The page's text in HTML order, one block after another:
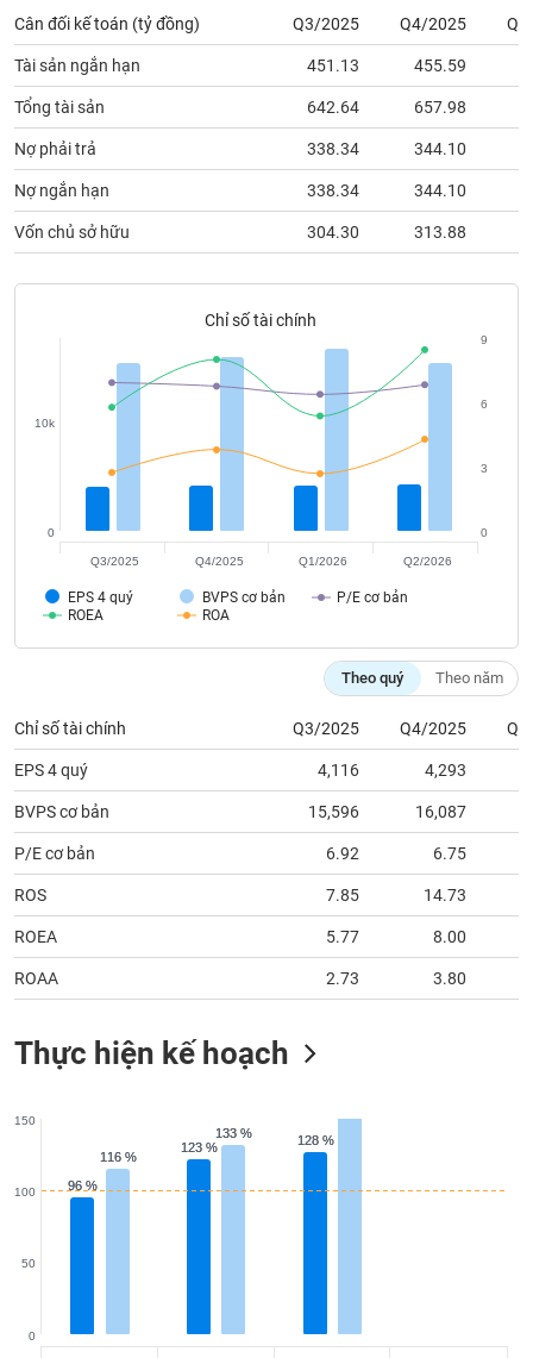
Cân đối kế toán (tỷ đồng) Q3/2025 Q4/2025
Tài sản ngắn hạn 451.13 455.59
Tổng tài sản 642.64 657.98
Nợ phải trả 338.34 344.10
Nợ ngắn hạn 338.34 344.10
Vốn chủ sở hữu 304.30 313.88
Chỉ số tài chính
EPS 4 quý BVPS cơ bản
P/E cơ bản
ROEA
ROA
0
10k
0
3
6
9
Q3/2025 Q4/2025 Q1/2026 Q2/2026
Theo quý Theo năm
Chỉ số tài chính Q3/2025 Q4/2025
EPS 4 quý 4,116 4,293
BVPS cơ bản 15,596 16,087
P/E cơ bản 6.92 6.75
ROS 7.85 14.73
ROEA 5.77 8.00
ROAA 2.73 3.80
Thực hiện kế hoạch
96 %
96 %
123 %
123 % 128 %
128 %
116 %
116 %
133 %
133 %
0
50
100
150
Công
đầu
tư
Truyền
thông
chính
liệu